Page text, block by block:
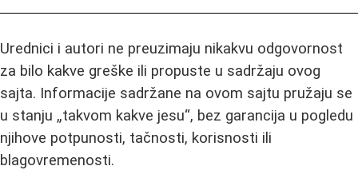
Urednici i autori ne preuzimaju nikakvu odgovornost
za bilo kakve greške ili propuste u sadržaju ovog
sajta. Informacije sadržane na ovom sajtu pružaju se
u stanju „takvom kakve jesu“, bez garancija u pogledu
njihove potpunosti, tačnosti, korisnosti ili
blagovremenosti.